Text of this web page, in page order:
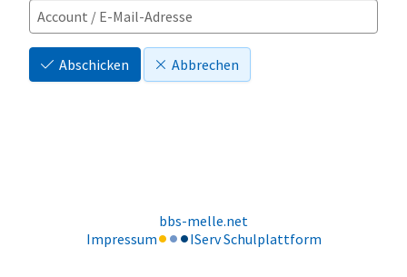
Abschicken Abbrechen
bbs-melle.net
Impressum
IServ Schulplattform